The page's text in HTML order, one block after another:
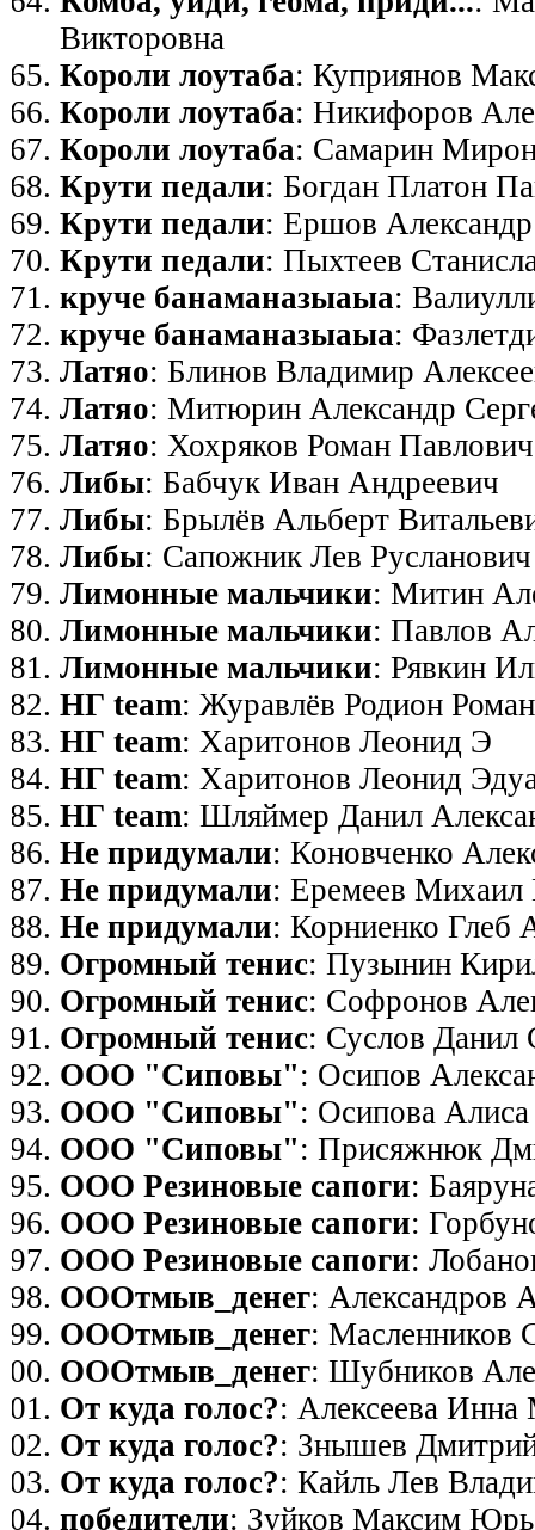
Викторовна
Короли лоутаба: Куприянов
Короли лоутаба: Никифоров
Короли лоутаба: Самарин
Крути педали: Богдан Платон
Крути педали: Ершов
Крути педали: Пыхтеев
круче банаманазыаыа:
круче банаманазыаыа:
Латяо: Блинов Владимир
Латяо: Митюрин Александр
Латяо: Хохряков Роман Павлович
Либы: Бабчук Иван Андреевич
Либы: Брылёв Альберт
Либы: Сапожник Лев Русланович
Лимонные мальчики: Митин
Лимонные мальчики: Павлов
Лимонные мальчики: Рявкин
НГ team: Журавлёв Родион
НГ team: Харитонов Леонид Э
НГ team: Харитонов Леонид
НГ team: Шляймер Данил
Не придумали: Коновченко
Не придумали: Еремеев Михаил
Не придумали: Корниенко Глеб
Огромный тенис: Пузынин
Огромный тенис: Софронов
Огромный тенис: Суслов Данил
ООО "Сиповы": Осипов
ООО "Сиповы": Осипова
ООО "Сиповы": Присяжнюк
ООО Резиновые сапоги:
ООО Резиновые сапоги:
ООО Резиновые сапоги:
ОООтмыв_денег: Александров
ОООтмыв_денег: Масленников
ОООтмыв_денег: Шубников
От куда голос?: Алексеева Инна
От куда голос?: Знышев
От куда голос?: Кайль Лев
победители: Зуйков Максим